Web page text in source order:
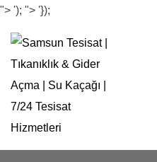
"> '); "> '});